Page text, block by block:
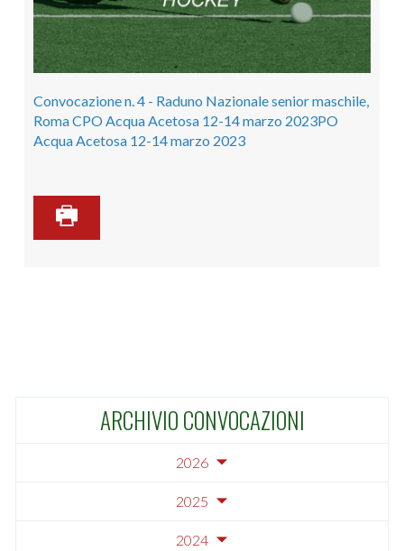
Convocazione n. 4 - Raduno Nazionale senior maschile,
Roma CPO Acqua Acetosa 12-14 marzo 2023PO
Acqua Acetosa 12-14 marzo 2023
ARCHIVIO CONVOCAZIONI
2026
2025
2024